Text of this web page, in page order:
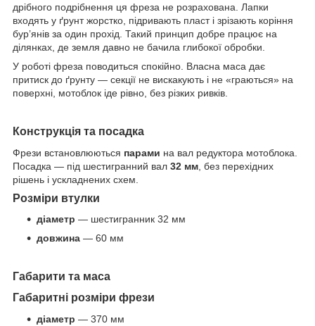
дрібного подрібнення ця фреза не розрахована. Лапки
входять у ґрунт жорстко, підривають пласт і зрізають коріння
бур’янів за один прохід. Такий принцип добре працює на
ділянках, де земля давно не бачила глибокої обробки.
У роботі фреза поводиться спокійно. Власна маса дає
притиск до ґрунту — секції не вискакують і не «граються» на
поверхні, мотоблок іде рівно, без різких ривків.
Конструкція та посадка
Фрези встановлюються парами на вал редуктора мотоблока.
Посадка — під шестигранний вал 32 мм , без перехідних
рішень і ускладнених схем.
Розміри втулки
діаметр — шестигранник 32 мм
довжина — 60 мм
Габарити та маса
Габаритні розміри фрези
діаметр — 370 мм